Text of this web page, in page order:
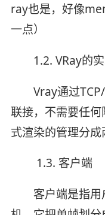
ray也是，好像
一点）
1.2. VRay的
Vray通过TCP/
联接，不需要任
式渲染的管理分成
1.3. 客户端
客户端是指用